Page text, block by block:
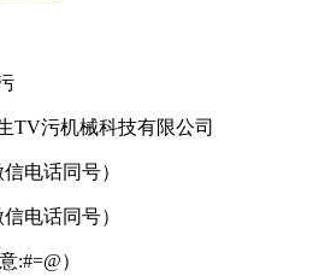
TV污机械科技有限公司
电话同号）
电话同号）
:#=@）